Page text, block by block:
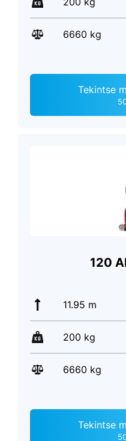
6660 kg
Tekintse
120
11.95 m
200 kg
6660 kg
Tekintse